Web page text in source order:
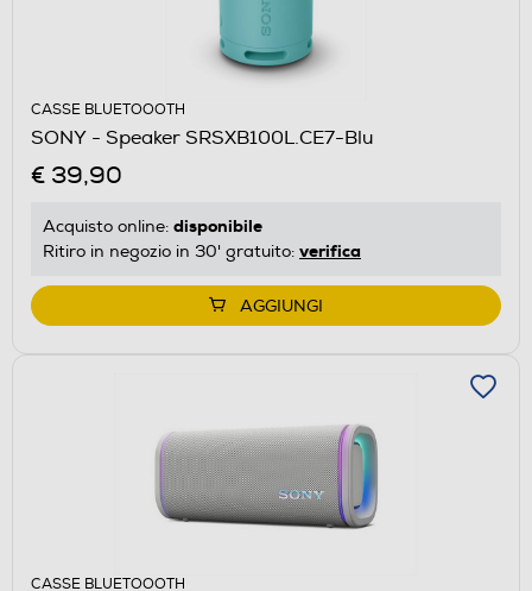
CASSE BLUETOOOTH
SONY - Speaker SRSXB100L.CE7-Blu
€ 39,90
Acquisto online: disponibile
Ritiro in negozio in 30' gratuito: verifica
AGGIUNGI
CASSE BLUETOOOTH